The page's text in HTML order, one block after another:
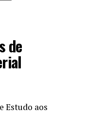
de
Estudo aos